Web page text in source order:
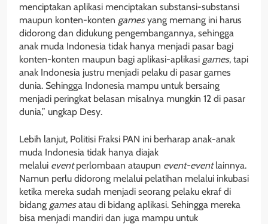
menciptakan aplikasi menciptakan substansi-substansi
maupun konten-konten gamesyang memang ini harus
didorong dan didukung pengembangannya, sehingga
anak muda Indonesia tidak hanya menjadi pasar bagi
konten-konten maupun bagi aplikasi-aplikasi games, tapi
anak Indonesia justru menjadi pelaku di pasar games
dunia. Sehingga Indonesia mampu untuk bersaing
menjadi peringkat belasan misalnya mungkin 12 di pasar
dunia,” ungkap Desy.
Lebih lanjut, Politisi Fraksi PAN ini berharap anak-anak
muda Indonesia tidak hanya diajak
melalui eventperlombaan ataupun event-eventlainnya.
Namun perlu didorong melalui pelatihan melalui inkubasi
ketika mereka sudah menjadi seorang pelaku ekraf di
bidang gamesatau di bidang aplikasi. Sehingga mereka
bisa menjadi mandiri dan juga mampu untuk